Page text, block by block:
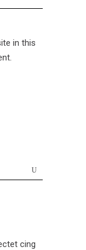
in this
cing